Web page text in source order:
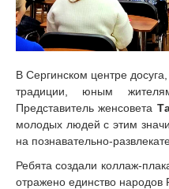
В Сергинском центре
традиции, юным
Представитель женсовета
молодых людей с этим
на познавательно-
Ребята создали коллаж-
отражено единство народов